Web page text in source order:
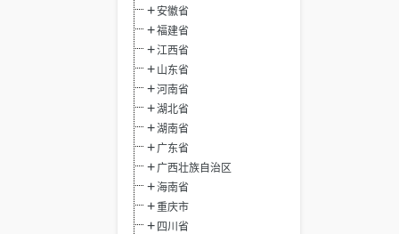
安徽省
福建省
江西省
山东省
河南省
湖北省
湖南省
广东省
广西壮族自治区
海南省
重庆市
四川省